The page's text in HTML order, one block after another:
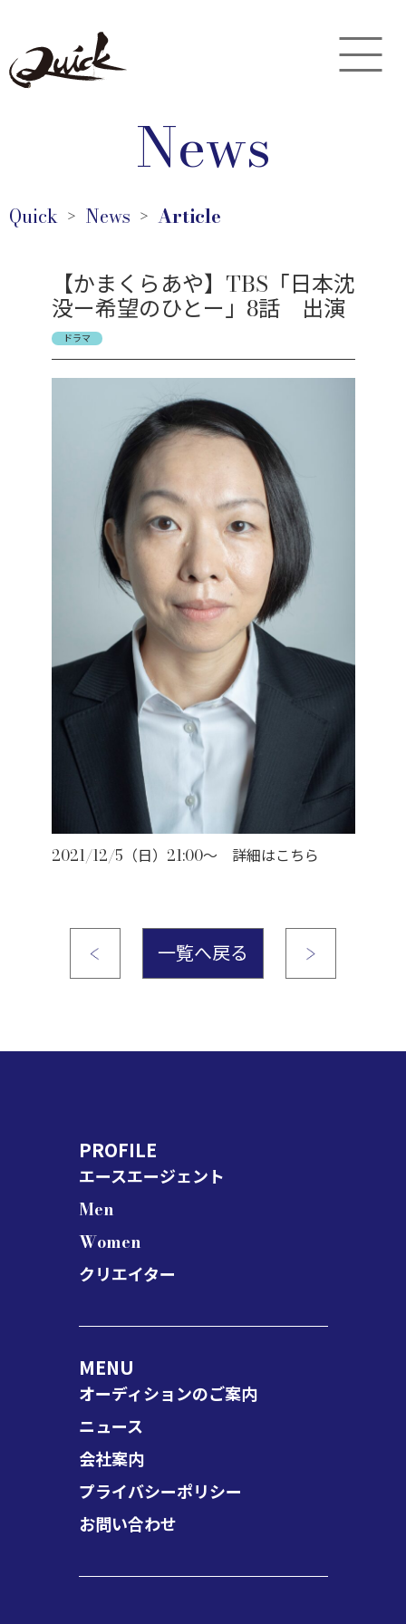
News
Quick ＞ News ＞ Article
【かまくらあや】TBS「日本沈
没ー希望のひとー」8話 出演
ドラマ
2021/12/5（日）21:00～ 詳細はこちら
一覧へ戻る
PROFILE
エースエージェント
Men
Women
クリエイター
MENU
オーディションのご案内
ニュース
会社案内
プライバシーポリシー
お問い合わせ